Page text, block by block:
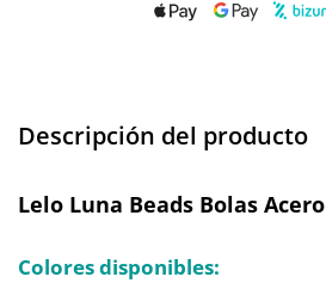
Descripción del producto
Lelo Luna Beads Bolas Acero
Colores disponibles: